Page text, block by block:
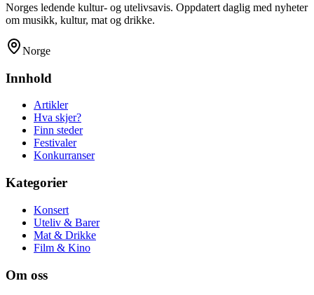
Norges ledende kultur- og utelivsavis. Oppdatert daglig med nyheter
om musikk, kultur, mat og drikke.
Norge
Innhold
Artikler
Hva skjer?
Finn steder
Festivaler
Konkurranser
Kategorier
Konsert
Uteliv & Barer
Mat & Drikke
Film & Kino
Om oss